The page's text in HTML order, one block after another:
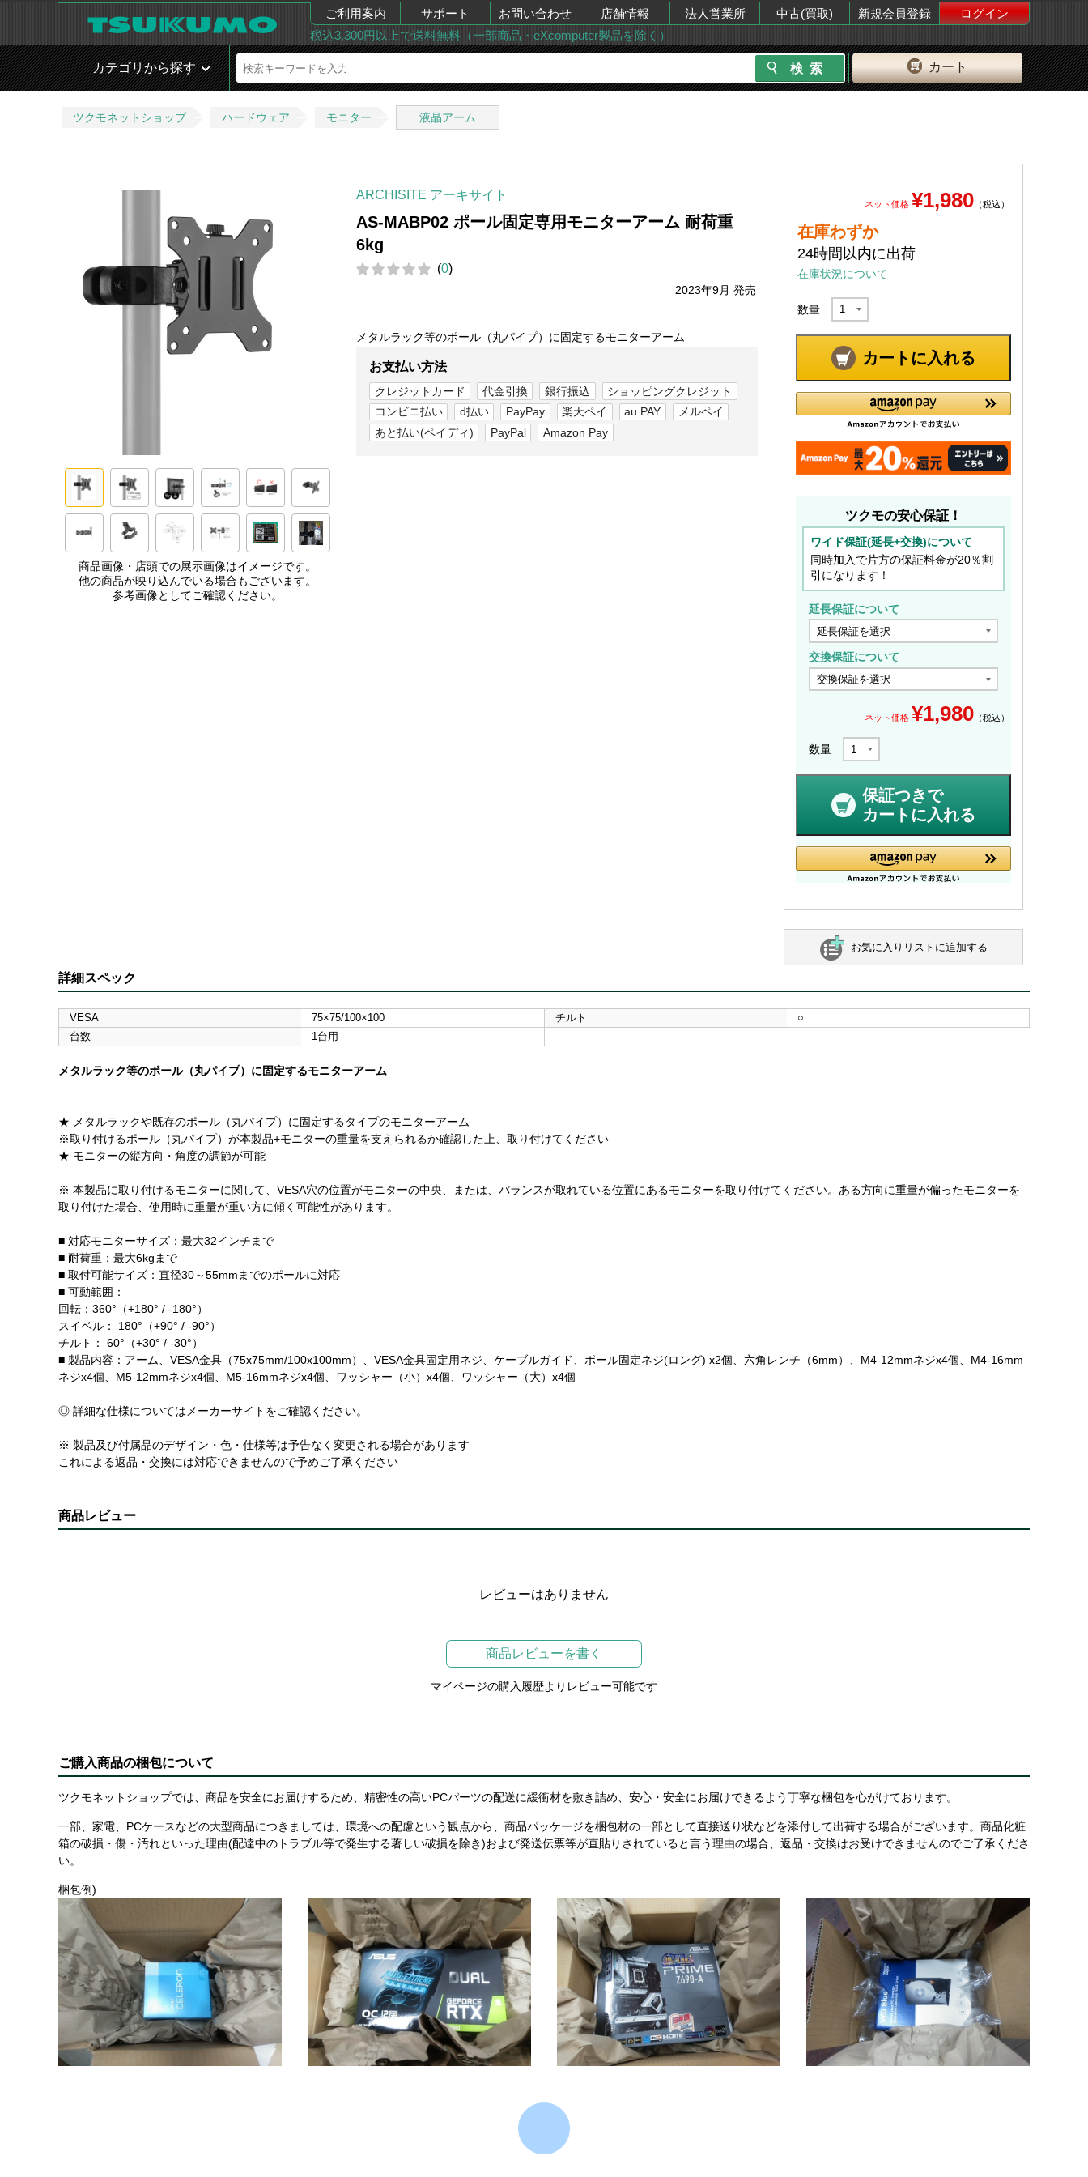
ご利用案内 サポート お問い合わせ 店舗情報 法人営業所 中古(買取) 新規会員登録
ログイン
税込3,300円以上で送料無料（一部商品・eXcomputer製品を除く）
カート
カテゴリから探す
ツクモネットショップ ハードウェア モニター 液晶アーム
商品画像・店頭での展示画像はイメージです。
他の商品が映り込んでいる場合もございます。
参考画像としてご確認ください。
ARCHISITE アーキサイト
AS-MABP02 ポール固定専用モニターアーム 耐荷重
6kg
(0)
2023年9月 発売
メタルラック等のポール（丸パイプ）に固定するモニターアーム
お支払い方法
クレジットカード 代金引換 銀行振込
ショッピングクレジット
コンビニ払い
d払い PayPay 楽天ペイ au PAY
メルペイ
あと払い(ペイディ)
PayPal Amazon Pay
ネット価格 ¥1,980 （税込）
在庫わずか
24時間以内に出荷
在庫状況について
数量
カートに入れる
ツクモの安心保証！
ワイド保証(延長+交換)について
同時加入で片方の保証料金が20％割
引になります！
延長保証について
交換保証について
ネット価格 ¥1,980 （税込）
数量
保証つきで
カートに入れる
お気に入りリストに追加する
詳細スペック
VESA 75×75/100×100 チルト
○
台数
1台用
メタルラック等のポール（丸パイプ）に固定するモニターアーム
★ メタルラックや既存のポール（丸パイプ）に固定するタイプのモニターアーム
※取り付けるポール（丸パイプ）が本製品+モニターの重量を支えられるか確認した上、取り付けてください
★ モニターの縦方向・角度の調節が可能
※ 本製品に取り付けるモニターに関して、VESA穴の位置がモニターの中央、または、バランスが取れている位置にあるモニターを取り付けてください。ある方向に重量が偏ったモニターを
取り付けた場合、使用時に重量が重い方に傾く可能性があります。
■ 対応モニターサイズ：最大32インチまで
■ 耐荷重：最大6kgまで
■ 取付可能サイズ：直径30～55mmまでのポールに対応
■ 可動範囲：
回転：360°（+180° / -180°）
スイベル： 180°（+90° / -90°）
チルト： 60°（+30° / -30°）
■ 製品内容：アーム、VESA金具（75x75mm/100x100mm）、VESA金具固定用ネジ、ケーブルガイド、ポール固定ネジ(ロング) x2個、六角レンチ（6mm）、M4-12mmネジx4個、M4-16mm
ネジx4個、M5-12mmネジx4個、M5-16mmネジx4個、ワッシャー（小）x4個、ワッシャー（大）x4個
◎ 詳細な仕様についてはメーカーサイトをご確認ください。
※ 製品及び付属品のデザイン・色・仕様等は予告なく変更される場合があります
これによる返品・交換には対応できませんので予めご了承ください
商品レビュー
レビューはありません
商品レビューを書く
マイページの購入履歴よりレビュー可能です
ご購入商品の梱包について
ツクモネットショップでは、商品を安全にお届けするため、精密性の高いPCパーツの配送に緩衝材を敷き詰め、安心・安全にお届けできるよう丁寧な梱包を心がけております。
一部、家電、PCケースなどの大型商品につきましては、環境への配慮という観点から、商品パッケージを梱包材の一部として直接送り状などを添付して出荷する場合がございます。商品化粧
箱の破損・傷・汚れといった理由(配達中のトラブル等で発生する著しい破損を除き)および発送伝票等が直貼りされていると言う理由の場合、返品・交換はお受けできませんのでご了承くださ
い。
梱包例)